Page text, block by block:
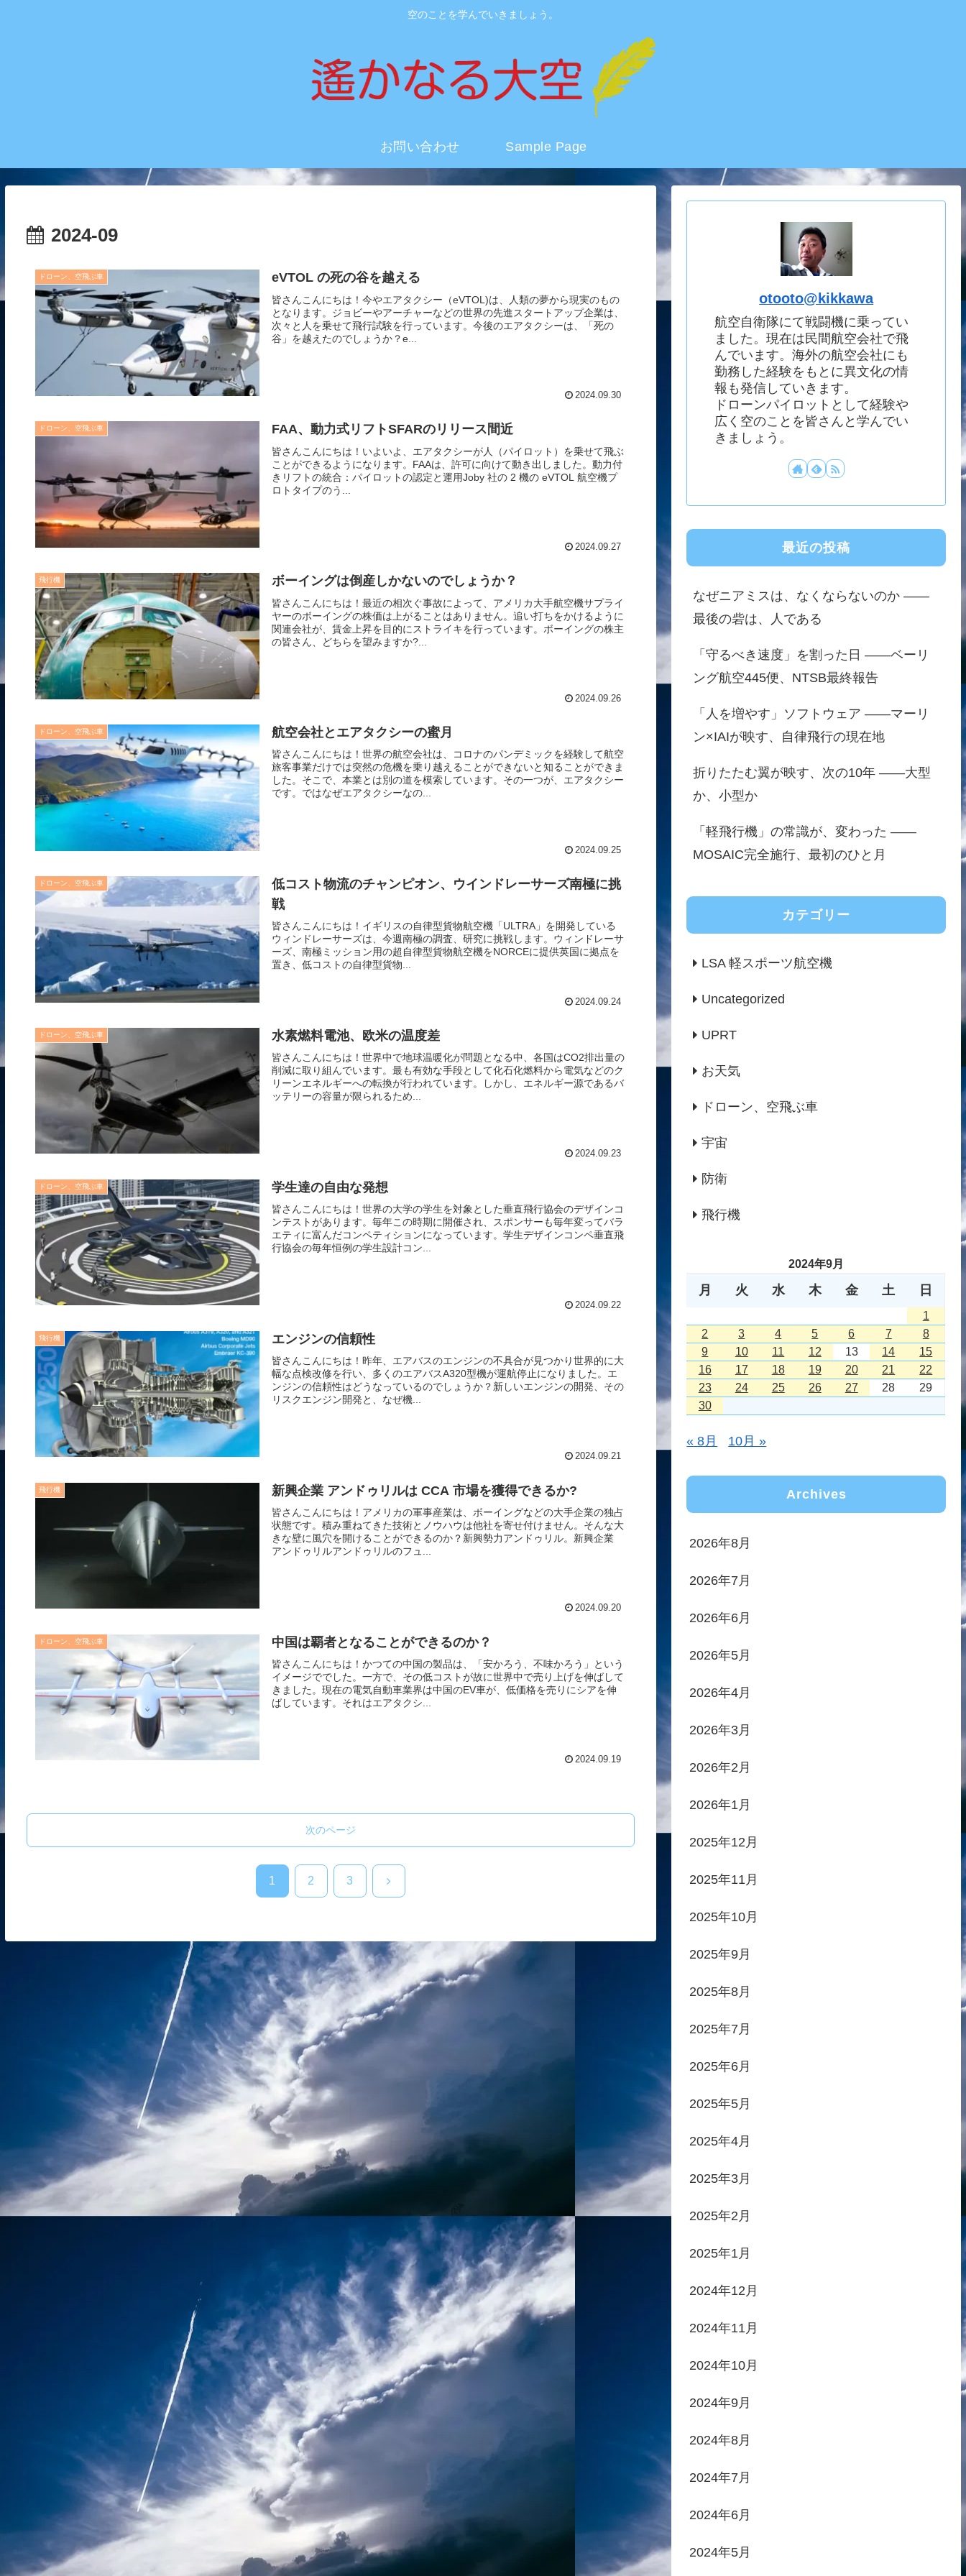
空のことを学んでいきましょう。
お問い合わせ Sample Page
2024-09
ドローン、空飛ぶ車 eVTOL の死の谷を越える
皆さんこんにちは！今やエアタクシー（eVTOL)は、人類の夢から現実のもの
となります。ジョビーやアーチャーなどの世界の先進スタートアップ企業は、
次々と人を乗せて飛行試験を行っています。今後のエアタクシーは、「死の
谷」を越えたのでしょうか？e...
2024.09.30
ドローン、空飛ぶ車 FAA、動力式リフトSFARのリリース間近
皆さんこんにちは！いよいよ、エアタクシーが人（パイロット）を乗せて飛ぶ
ことができるようになります。FAAは、許可に向けて動き出しました。動力付
きリフトの統合：パイロットの認定と運用Joby 社の 2 機の eVTOL 航空機プ
ロトタイプのう...
2024.09.27
飛行機 ボーイングは倒産しかないのでしょうか？
皆さんこんにちは！最近の相次ぐ事故によって、アメリカ大手航空機サプライ
ヤーのボーイングの株価は上がることはありません。追い打ちをかけるように
関連会社が、賃金上昇を目的にストライキを行っています。ボーイングの株主
の皆さん、どちらを望みますか?...
2024.09.26
ドローン、空飛ぶ車 航空会社とエアタクシーの蜜月
皆さんこんにちは！世界の航空会社は、コロナのパンデミックを経験して航空
旅客事業だけでは突然の危機を乗り越えることができないと知ることができま
した。そこで、本業とは別の道を模索しています。その一つが、エアタクシー
です。ではなぜエアタクシーなの...
2024.09.25
ドローン、空飛ぶ車
低コスト物流のチャンピオン、ウインドレーサーズ南極に挑
戦
皆さんこんにちは！イギリスの自律型貨物航空機「ULTRA」を開発している
ウィンドレーサーズは、今週南極の調査、研究に挑戦します。ウィンドレーサ
ーズ、南極ミッション用の超自律型貨物航空機をNORCEに提供英国に拠点を
置き、低コストの自律型貨物...
2024.09.24
ドローン、空飛ぶ車 水素燃料電池、欧米の温度差
皆さんこんにちは！世界中で地球温暖化が問題となる中、各国はCO2排出量の
削減に取り組んでいます。最も有効な手段として化石化燃料から電気などのク
リーンエネルギーへの転換が行われています。しかし、エネルギー源であるバ
ッテリーの容量が限られるため...
2024.09.23
ドローン、空飛ぶ車 学生達の自由な発想
皆さんこんにちは！世界の大学の学生を対象とした垂直飛行協会のデザインコ
ンテストがあります。毎年この時期に開催され、スポンサーも毎年変ってバラ
エティに富んだコンペティションになっています。学生デザインコンペ垂直飛
行協会の毎年恒例の学生設計コン...
2024.09.22
飛行機 エンジンの信頼性
皆さんこんにちは！昨年、エアバスのエンジンの不具合が見つかり世界的に大
幅な点検改修を行い、多くのエアバスA320型機が運航停止になりました。エ
ンジンの信頼性はどうなっているのでしょうか？新しいエンジンの開発、その
リスクエンジン開発と、なぜ機...
2024.09.21
飛行機 新興企業 アンドゥリルは CCA 市場を獲得できるか?
皆さんこんにちは！アメリカの軍事産業は、ボーイングなどの大手企業の独占
状態です。積み重ねてきた技術とノウハウは他社を寄せ付けません。そんな大
きな壁に風穴を開けることができるのか？新興勢力アンドゥリル。新興企業
アンドゥリルアンドゥリルのフュ...
2024.09.20
ドローン、空飛ぶ車 中国は覇者となることができるのか？
皆さんこんにちは！かつての中国の製品は、「安かろう、不味かろう」という
イメージででした。一方で、その低コストが故に世界中で売り上げを伸ばして
きました。現在の電気自動車業界は中国のEV車が、低価格を売りにシアを伸
ばしています。それはエアタクシ...
2024.09.19
次のページ
1 2 3 次
otooto@kikkawa
航空自衛隊にて戦闘機に乗ってい
ました。現在は民間航空会社で飛
んでいます。海外の航空会社にも
勤務した経験をもとに異文化の情
報も発信していきます。
ドローンパイロットとして経験や
広く空のことを皆さんと学んでい
きましょう。
最近の投稿
なぜニアミスは、なくならないのか ——
最後の砦は、人である
「守るべき速度」を割った日 ——ベーリ
ング航空445便、NTSB最終報告
「人を増やす」ソフトウェア ——マーリ
ン×IAIが映す、自律飛行の現在地
折りたたむ翼が映す、次の10年 ——大型
か、小型か
「軽飛行機」の常識が、変わった ——
MOSAIC完全施行、最初のひと月
カテゴリー
LSA 軽スポーツ航空機
Uncategorized
UPRT
お天気
ドローン、空飛ぶ車
宇宙
防衛
飛行機
2024年9月
月 火 水 木 金 土 日
1
2
3 4 5 6 7
8
9
10 11 12 13 14
15
16
17 18 19 20 21
22
23
24 25 26 27 28
29
30
« 8月 10月 »
Archives
2026年8月
2026年7月
2026年6月
2026年5月
2026年4月
2026年3月
2026年2月
2026年1月
2025年12月
2025年11月
2025年10月
2025年9月
2025年8月
2025年7月
2025年6月
2025年5月
2025年4月
2025年3月
2025年2月
2025年1月
2024年12月
2024年11月
2024年10月
2024年9月
2024年8月
2024年7月
2024年6月
2024年5月